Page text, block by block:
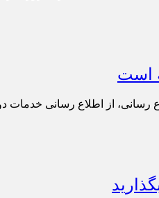
است
از اطلاع رسانی خدمات